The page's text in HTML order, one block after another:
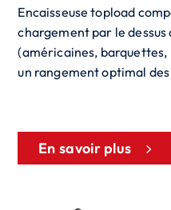
Encaisseuse topload
chargement par le dessus
(américaines, barquettes,
un rangement optimal
En savoir plus